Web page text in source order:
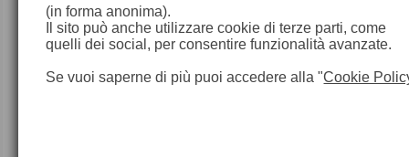
(in forma anonima).
Il sito può anche utilizzare cookie di terze parti, come
quelli dei social, per consentire funzionalità avanzate.
Se vuoi saperne di più puoi accedere alla "Cookie